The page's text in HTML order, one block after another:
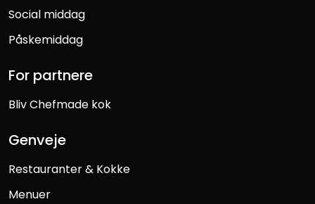
Social middag
Påskemiddag
For partnere
Bliv Chefmade kok
Genveje
Restauranter & Kokke
Menuer